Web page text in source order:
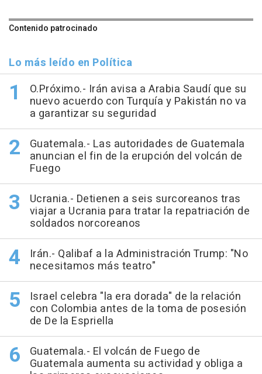
Contenido patrocinado
Lo más leído en Política
O.Próximo.- Irán avisa a Arabia Saudí que su
nuevo acuerdo con Turquía y Pakistán no va
a garantizar su seguridad
Guatemala.- Las autoridades de Guatemala
anuncian el fin de la erupción del volcán de
Fuego
Ucrania.- Detienen a seis surcoreanos tras
viajar a Ucrania para tratar la repatriación de
soldados norcoreanos
Irán.- Qalibaf a la Administración Trump: "No
necesitamos más teatro"
Israel celebra "la era dorada" de la relación
con Colombia antes de la toma de posesión
de De la Espriella
Guatemala.- El volcán de Fuego de
Guatemala aumenta su actividad y obliga a